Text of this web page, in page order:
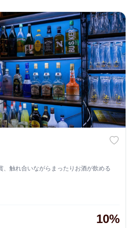
、触れ合いながらまったりお酒が飲める
10%